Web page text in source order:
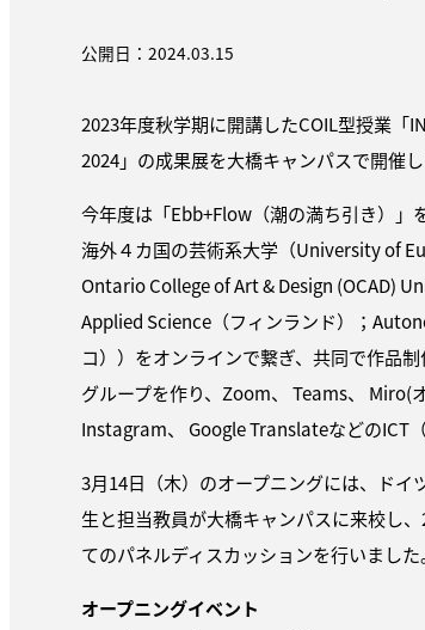
公開日：2024.03.15
2023年度秋学期に開講したCOIL型授業
2024」の成果展を大橋キャンパスで開催し
今年度は「Ebb+Flow（潮の満ち引き）」
海外４カ国の芸術系大学（University of
Ontario College of Art & Design (OCAD)
Applied Science（フィンランド）；
コ））をオンラインで繋ぎ、共同で作品
グループを作り、Zoom、 Teams、 Miro(
Instagram、 Google TranslateなどのICT
3月14日（木）のオープニングには、ドイ
生と担当教員が大橋キャンパスに来校し
てのパネルディスカッションを行いました
オープニングイベント